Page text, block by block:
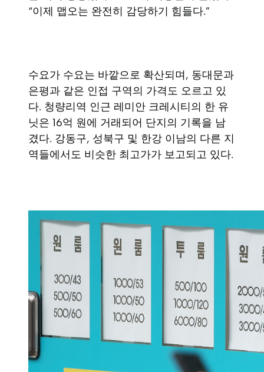
“이제 맵오는 완전히 감당하기 힘들다.”
수요가 수요는 바깥으로 확산되며, 동대문과
은평과 같은 인접 구역의 가격도 오르고 있
다. 청량리역 인근 레미안 크레시티의 한 유
닛은 16억 원에 거래되어 단지의 기록을 남
겼다. 강동구, 성북구 및 한강 이남의 다른 지
역들에서도 비슷한 최고가가 보고되고 있다.